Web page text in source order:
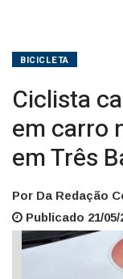
BICICLETA
Ciclista
em carro
em Três
Por Da Redação
Publicado 21/05/